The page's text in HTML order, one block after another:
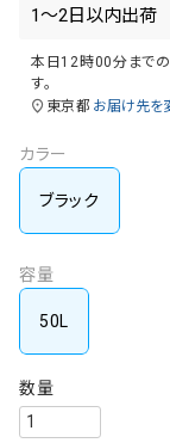
本日12時00分 まで
す。
東京都 お届け先を
カラー
ブラック
容量
50L